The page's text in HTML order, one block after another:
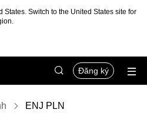
States. Switch to the United States site for
Đăng ký
ENJ PLN